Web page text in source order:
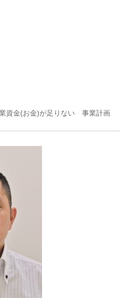
資金(お金)が足りない 事業計画